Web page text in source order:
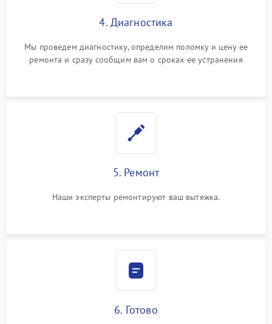
4. Диагностика
Мы проведем диагностику, определим поломку и цену ее
ремонта и сразу сообщим вам о сроках ее устранения
5. Ремонт
Наши эксперты ремонтируют ваш вытяжка.
6. Готово